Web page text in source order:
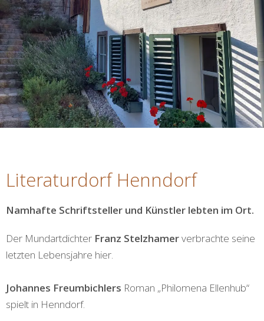
Literaturdorf Henndorf
Namhafte Schriftsteller und Künstler lebten im Ort.
Der Mundartdichter Franz Stelzhamerverbrachte seine
letzten Lebensjahre hier.
Johannes Freumbichlers Roman „Philomena Ellenhub“
spielt in Henndorf.